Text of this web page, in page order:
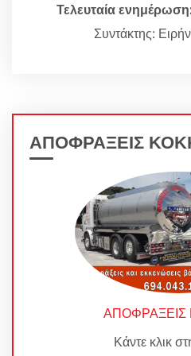
Τελευταία
Συντάκτης:
ΑΠΟΦΡΑΞΕΙΣ
ΑΠΟΦΡΑΞΕΙΣ
Κάντε κλικ